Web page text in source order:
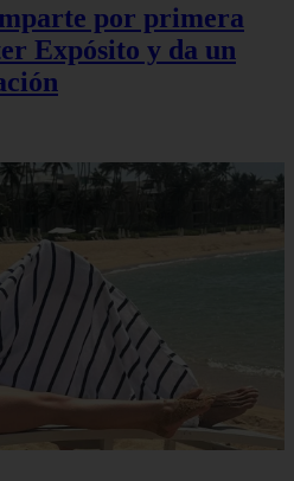
por primera
Expósito y da un